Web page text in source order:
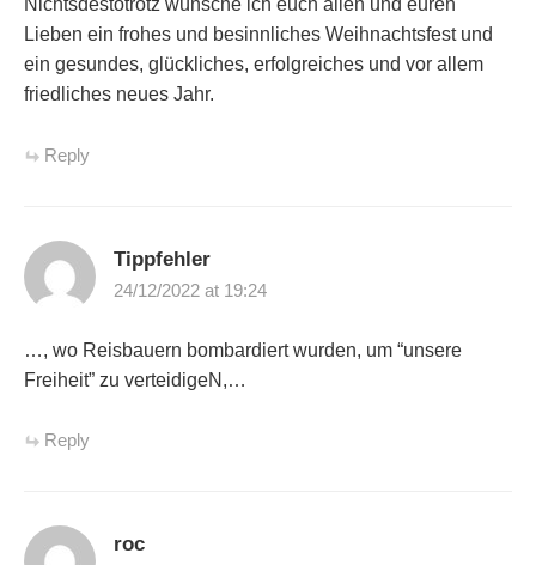
Nichtsdestotrotz wünsche ich euch allen und euren
Lieben ein frohes und besinnliches Weihnachtsfest und
ein gesundes, glückliches, erfolgreiches und vor allem
friedliches neues Jahr.
Reply
Tippfehler
24/12/2022 at 19:24
…, wo Reisbauern bombardiert wurden, um “unsere
Freiheit” zu verteidigeN,…
Reply
roc